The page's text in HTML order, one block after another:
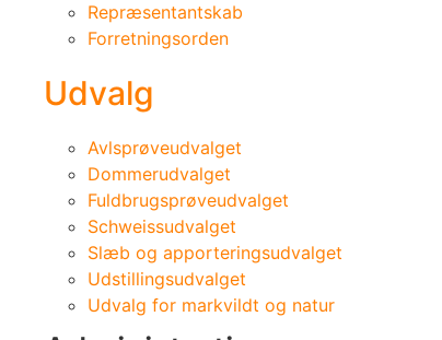
Repræsentantskab
Forretningsorden
Udvalg
Avlsprøveudvalget
Dommerudvalget
Fuldbrugsprøveudvalget
Schweissudvalget
Slæb og apporteringsudvalget
Udstillingsudvalget
Udvalg for markvildt og natur